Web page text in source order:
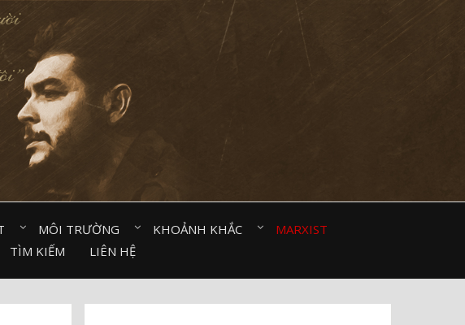
MÔI TRƯỜNG⠀ KHOẢNH KHẮC⠀
MARXIST⠀
TÌM KIẾM LIÊN HỆ